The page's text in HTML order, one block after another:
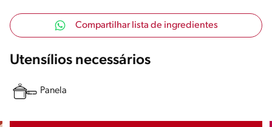
Compartilhar lista de ingredientes
Utensílios necessários
Panela